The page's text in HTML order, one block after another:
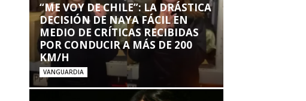
“ME VOY DE CHILE”: LA DRÁSTICA
DECISIÓN DE NAYA FÁCIL EN
MEDIO DE CRÍTICAS RECIBIDAS
POR CONDUCIR A MÁS DE 200
KM/H
VANGUARDIA